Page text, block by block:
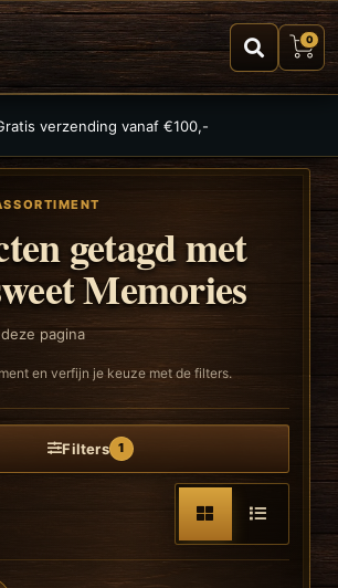
0
verzending vanaf €100,-
getagd met
Memories
pagina
en verfijn je keuze met de filters.
Filters 1